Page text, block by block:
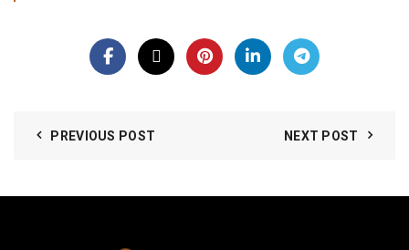
PREVIOUS POST NEXT POST